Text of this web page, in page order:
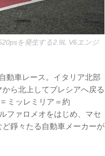
を発生する2.9L V6エンジ
動車レース。イタリア北部
ら北上してブレシアへ戻る
ミッレミリア＝約
ファロメオをはじめ、マセ
錚々たる自動車メーカーが